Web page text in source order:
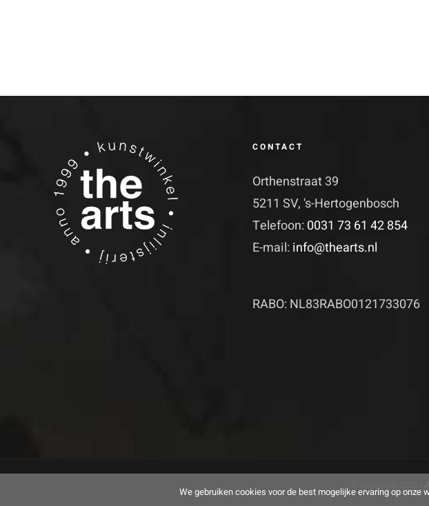
CONTACT
Orthenstraat 39
5211 SV, 's-Hertogenbosch
Telefoon: 0031 73 61 42 854
E-mail: info@thearts.nl
RABO: NL83RABO0121733076
© Copyright
We gebruiken cookies voor de best mogelijke ervaring op